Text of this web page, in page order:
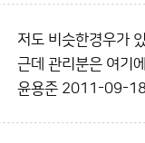
저도 비슷한경우가
근데 관리분은 여기
윤용준 2011-09-